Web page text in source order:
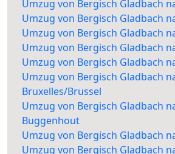
Umzug von Bergisch Gladbach
Umzug von Bergisch Gladbach
Umzug von Bergisch Gladbach
Umzug von Bergisch Gladbach
Umzug von Bergisch Gladbach
Umzug von Bergisch Gladbach
Bruxelles/Brussel
Umzug von Bergisch Gladbach
Buggenhout
Umzug von Bergisch Gladbach
Umzug von Bergisch Gladbach